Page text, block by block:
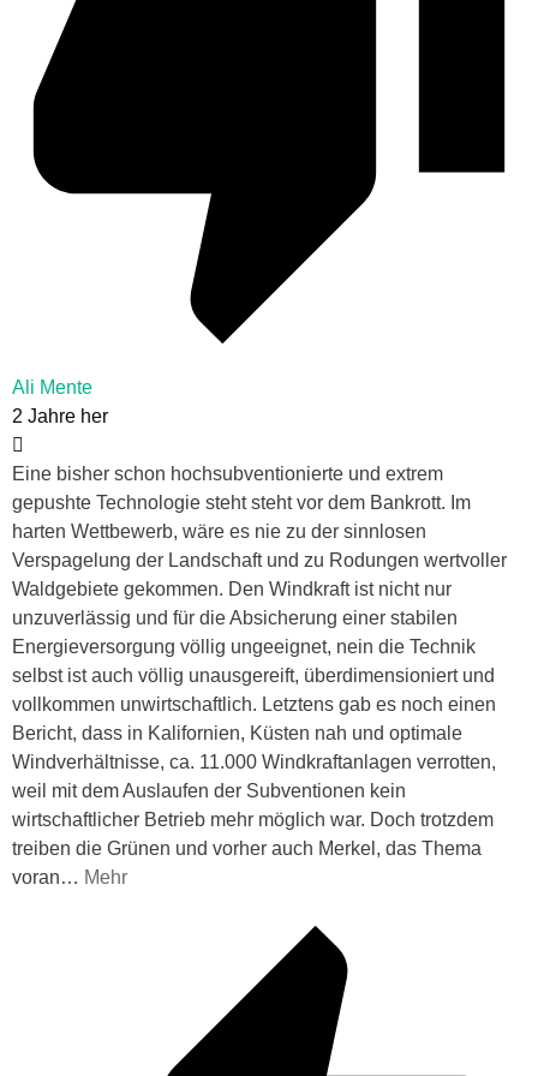
Ali Mente
2 Jahre her
Eine bisher schon hochsubventionierte und extrem
gepushte Technologie steht steht vor dem Bankrott. Im
harten Wettbewerb, wäre es nie zu der sinnlosen
Verspagelung der Landschaft und zu Rodungen wertvoller
Waldgebiete gekommen. Den Windkraft ist nicht nur
unzuverlässig und für die Absicherung einer stabilen
Energieversorgung völlig ungeeignet, nein die Technik
selbst ist auch völlig unausgereift, überdimensioniert und
vollkommen unwirtschaftlich. Letztens gab es noch einen
Bericht, dass in Kalifornien, Küsten nah und optimale
Windverhältnisse, ca. 11.000 Windkraftanlagen verrotten,
weil mit dem Auslaufen der Subventionen kein
wirtschaftlicher Betrieb mehr möglich war. Doch trotzdem
treiben die Grünen und vorher auch Merkel, das Thema
voran… Mehr